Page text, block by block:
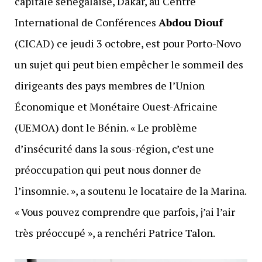
International de Conférences Abdou Diouf
(CICAD) ce jeudi 3 octobre, est pour Porto-Novo
un sujet qui peut bien empêcher le sommeil des
dirigeants des pays membres de l’Union
Économique et Monétaire Ouest-Africaine
(UEMOA) dont le Bénin. « Le problème
d’insécurité dans la sous-région, c’est une
préoccupation qui peut nous donner de
l’insomnie. », a soutenu le locataire de la Marina.
« Vous pouvez comprendre que parfois, j’ai l’air
très préoccupé », a renchéri Patrice Talon.